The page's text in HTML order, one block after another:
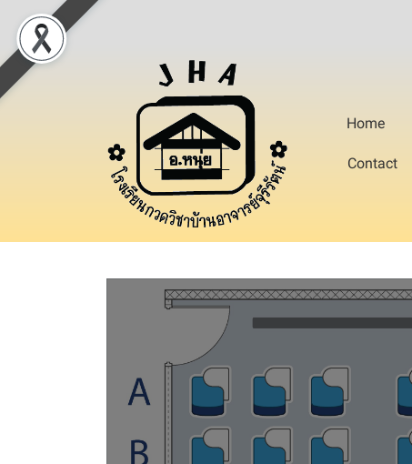
Home
Contact